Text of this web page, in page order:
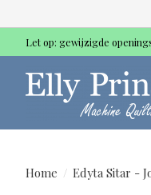
Let op: gewijzigde
Home / Edyta Sitar -